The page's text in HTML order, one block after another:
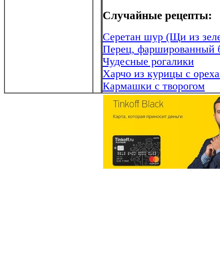
Случайные рецепты:
Серетан шур (Щи из
Перец, фаршированный
Чудесные рогалики
Харчо из курицы с
Кармашки с творогом